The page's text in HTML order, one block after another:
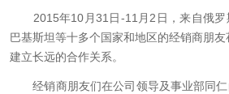
2015年10月31日-11月2日，来自俄罗
巴基斯坦等十多个国家和地区的经销商朋
建立长远的合作关系。
经销商朋友们在公司领导及事业部同仁